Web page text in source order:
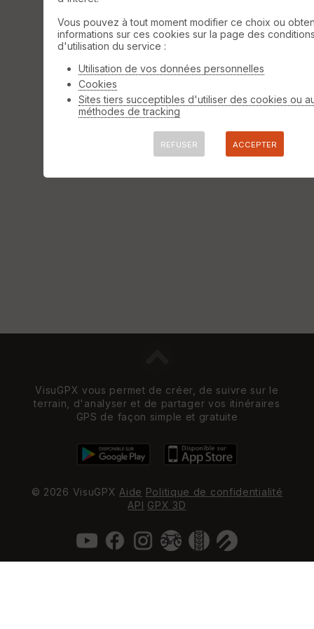
VisuGPX vous permet de créer, de suivre sur le
terrain, d'analyser et de partager vos itinéraires
GPS de façon simple et gratuite
© 2026 VisuGPX Aide Politique de confidentialité
API GPX 3D
Vous pouvez à tout moment modifier ce choix ou
informations sur ces cookies sur la page des
d'utilisation du service :
Utilisation de vos données personnelles
Cookies
Sites tiers succeptibles d'utiliser des cookies ou
méthodes de tracking
REFUSER ACCEPTER